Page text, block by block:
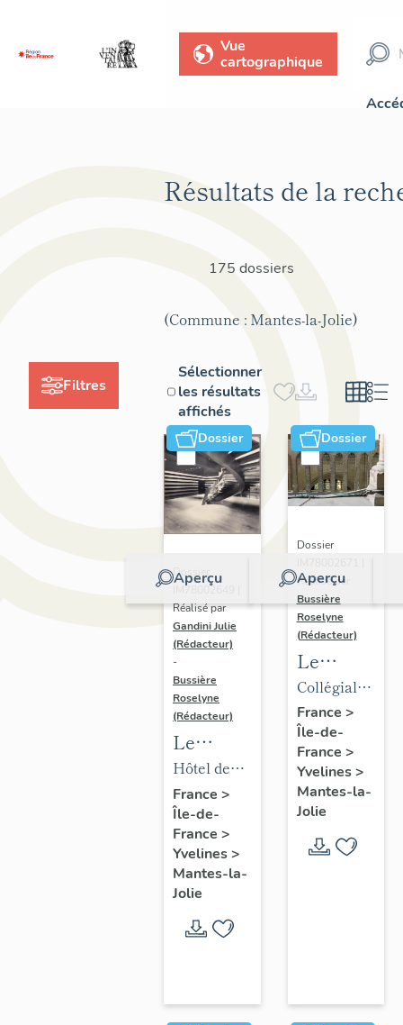
Vue
cartographique
Filtres
Résultats de la
175 dossiers
(Commune : Mantes-la-Jolie)
Sélectionner
les résultats
affichés
Dossier
Aperçu
Dossier
IM78002649 |
Réalisé par
Gandini Julie
(Rédacteur)
-
Bussière
Roselyne
(Rédacteur)
Le
mobilier
de l'hôtel
de ville
Hôtel de
ville
France >
Île-de-
France >
Yvelines>
Mantes-la-
Jolie
Dossier
Aperçu
Dossier
Réalisé par
Bussière
Roselyne
(Rédacteur)
Le
mobilier
de la
collégiale
Collégiale
Notre-
Dame
France >
Île-de-
France >
Yvelines>
Mantes-la-
Jolie